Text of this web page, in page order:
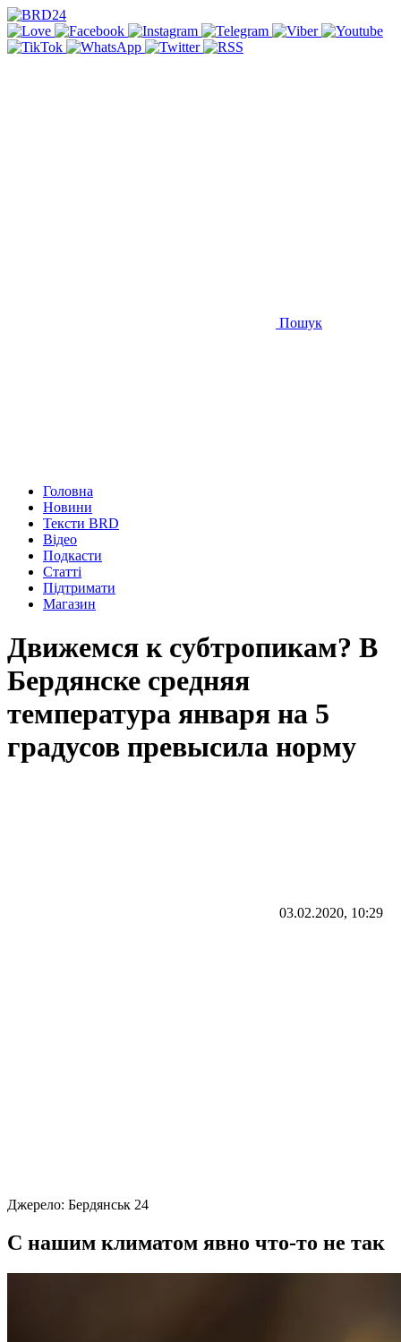
Пошук
Головна
Новини
Тексти BRD
Відео
Подкасти
Статті
Підтримати
Магазин
Движемся к субтропикам? В
Бердянске средняя
температура января на 5
градусов превысила норму
03.02.2020, 10:29
Джерело: Бердянськ 24
С нашим климатом явно что-то не так